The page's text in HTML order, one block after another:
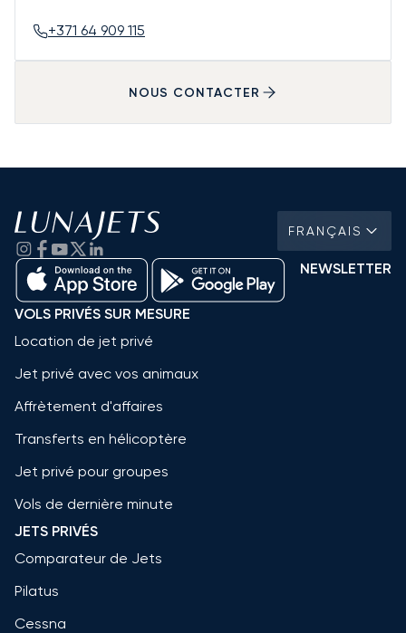
+371 64 909 115
NOUS CONTACTER
FRANÇAIS
NEWSLETTER
VOLS PRIVÉS SUR MESURE
Location de jet privé
Jet privé avec vos animaux
Affrètement d'affaires
Transferts en hélicoptère
Jet privé pour groupes
Vols de dernière minute
JETS PRIVÉS
Comparateur de Jets
Pilatus
Cessna